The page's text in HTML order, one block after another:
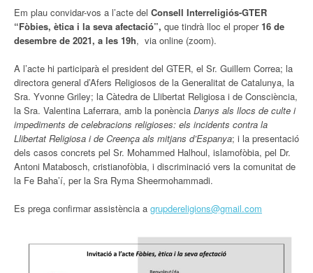
Em plau convidar-vos a l’acte del Consell Interreligiós-GTER
“Fòbies, ètica i la seva afectació”, que tindrà lloc el proper 16 de
desembre de 2021, a les 19h, via online (zoom).
A l’acte hi participarà el president del GTER, el Sr. Guillem Correa; la
directora general d’Afers Religiosos de la Generalitat de Catalunya, la
Sra. Yvonne Griley; la Càtedra de Llibertat Religiosa i de Consciència,
la Sra. Valentina Laferrara, amb la ponència Danys als llocs de culte i
impediments de celebracions religioses: els incidents contra la
Llibertat Religiosa i de Creença als mitjans d’Espanya; i la presentació
dels casos concrets pel Sr. Mohammed Halhoul, islamofòbia, pel Dr.
Antoni Matabosch, cristianofòbia, i discriminació vers la comunitat de
la Fe Baha’í, per la Sra Ryma Sheermohammadi.
Es prega confirmar assistència a grupdereligions@gmail.com